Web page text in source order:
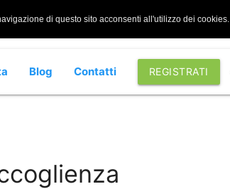
di questo sito acconsenti all'utilizzo dei cookies.
REGISTRATI
Blog Contatti